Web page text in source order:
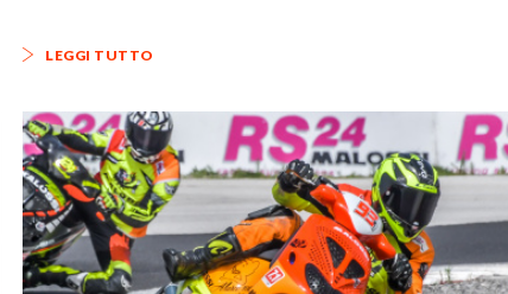
LEGGI TUTTO